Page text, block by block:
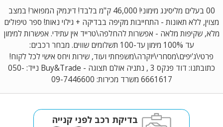
00 בעלים מליסינג מימוני! 46,000 ק"מ בלבד! דינמיק המפואר! במצב
מצוין, ללא תאונות - התחייבות מקיפה בבדיקה + גילוי נאות! ספר טיפולים
מלא, שקיפות מלאה - אפשרות להחלפה\טרייד אין עתידי. אפשרות למימון
עד 100% מימון עד-100 תשלומים שווים. מבחר רכבים:
פרטי\ג'יפים\מסחרי\יוקרה\משפחתי ועוד, שירות ויחס אישי לכל לקוח!
כתובתנו: דוד פנקס 3 , נתניה אולם תצוגה - Buy&Trade נייד: 050-
6661617 משרד מכירות: 09-7446600
בדיקת רכב לפני קנייה